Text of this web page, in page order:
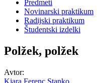
Predmeti
Novinarski praktikum
Radijski praktikum
Študentski izdelki
Polžek, polžek
Avtor:
Kiara Ferenc Stanko